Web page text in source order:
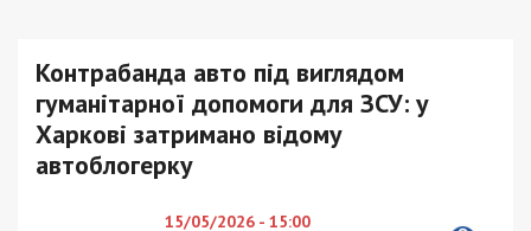
Контрабанда авто під виглядом
гуманітарної допомоги для ЗСУ: у
Харкові затримано відому
автоблогерку
15/05/2026 - 15:00